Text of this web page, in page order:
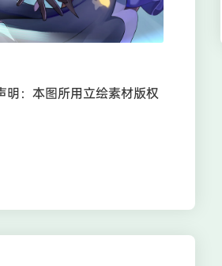
：本图所用立绘素材版权